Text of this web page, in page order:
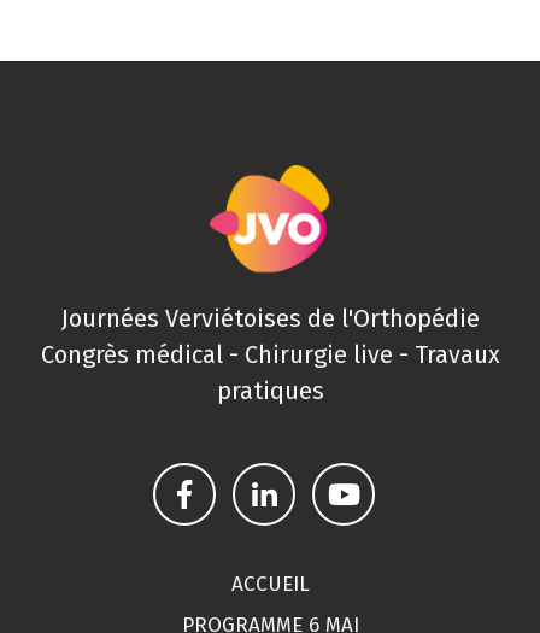
Journées Verviétoises de l'Orthopédie
Congrès médical - Chirurgie live - Travaux
pratiques
ACCUEIL
PROGRAMME 6 MAI